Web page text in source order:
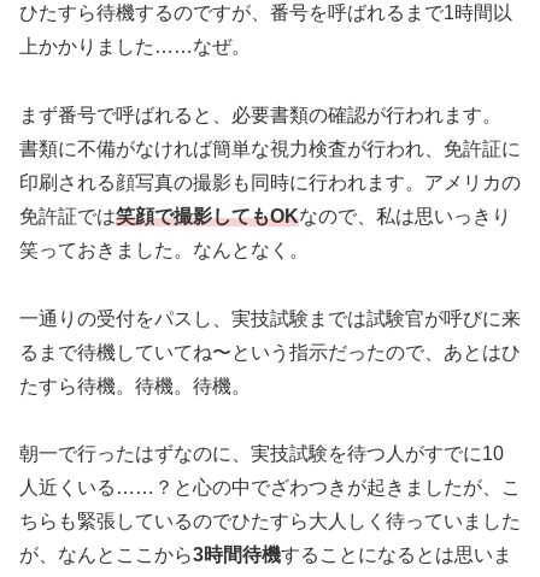
ひたすら待機するのですが、番号を呼ばれるまで1時間以
上かかりました……なぜ。
まず番号で呼ばれると、必要書類の確認が行われます。
書類に不備がなければ簡単な視力検査が行われ、免許証に
印刷される顔写真の撮影も同時に行われます。アメリカの
免許証では笑顔で撮影してもOKなので、私は思いっきり
笑っておきました。なんとなく。
一通りの受付をパスし、実技試験までは試験官が呼びに来
るまで待機していてね〜という指示だったので、あとはひ
たすら待機。待機。待機。
朝一で行ったはずなのに、実技試験を待つ人がすでに10
人近くいる……？と心の中でざわつきが起きましたが、こ
ちらも緊張しているのでひたすら大人しく待っていました
が、なんとここから3時間待機することになるとは思いま